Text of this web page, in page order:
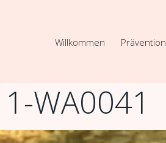
Willkommen Prävention
WA0041